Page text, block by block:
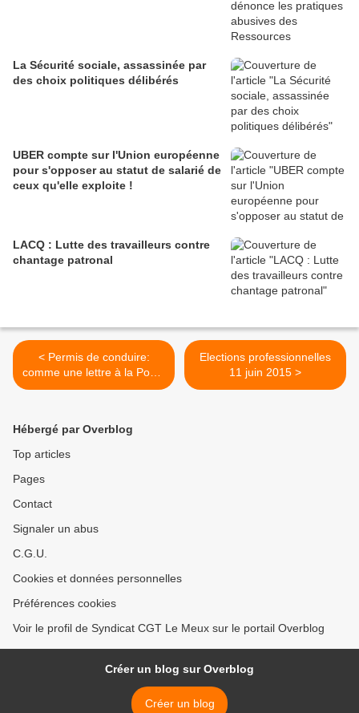
La Sécurité sociale, assassinée par
des choix politiques délibérés
UBER compte sur l'Union européenne
pour s'opposer au statut de salarié de
ceux qu'elle exploite !
LACQ : Lutte des travailleurs contre
chantage patronal
< Permis de conduire:
comme une lettre à la Poste
?
Elections professionnelles
11 juin 2015 >
Hébergé par Overblog
Top articles
Pages
Contact
Signaler un abus
C.G.U.
Cookies et données personnelles
Préférences cookies
Voir le profil de Syndicat CGT Le Meux sur le portail Overblog
Créer un blog sur Overblog
Créer un blog